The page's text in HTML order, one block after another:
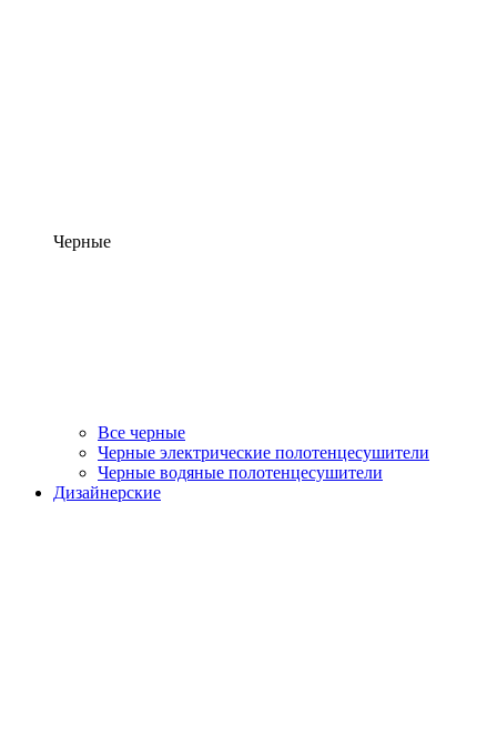
Черные
Все черные
Черные электрические полотенцесушители
Черные водяные полотенцесушители
Дизайнерские